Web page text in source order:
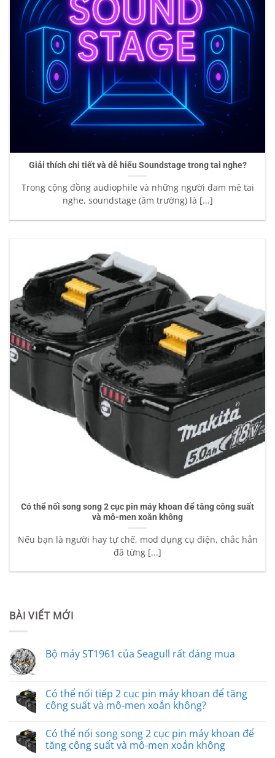
Giải thích chi tiết và dễ hiểu Soundstage trong tai nghe?
Trong cộng đồng audiophile và những người đam mê tai
nghe, soundstage (âm trường) là [...]
Có thể nối song song 2 cục pin máy khoan để tăng công suất
và mô-men xoắn không
Nếu bạn là người hay tự chế, mod dụng cụ điện, chắc hẳn
đã từng [...]
BÀI VIẾT MỚI
Bộ máy ST1961 của Seagull rất đáng mua
Có thể nối tiếp 2 cục pin máy khoan để tăng
công suất và mô-men xoắn không?
Có thể nối song song 2 cục pin máy khoan để
tăng công suất và mô-men xoắn không